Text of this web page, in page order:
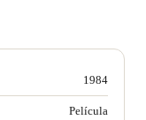
1984
Película